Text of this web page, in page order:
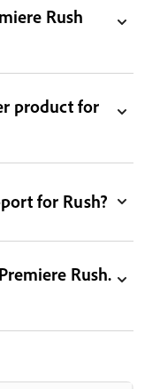
Rush
product for
for Rush?
Rush.